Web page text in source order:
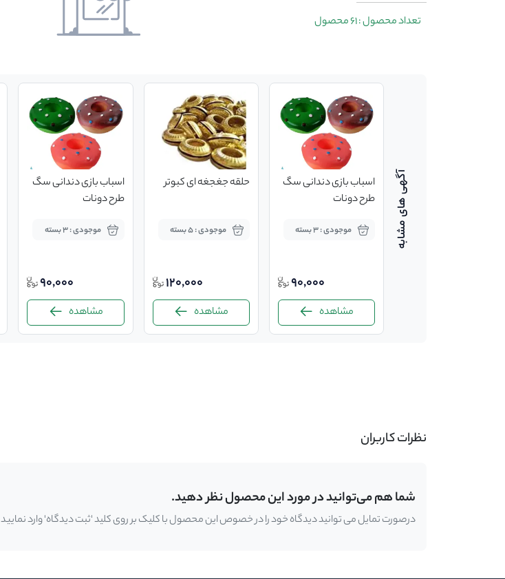
تعداد محصول : 61 محصول
اسباب بازی دندانی سگ
طرح دونات
موجودی : 3 بسته
90,000
مشاهده
حلقه جغجغه ای کبوتر
موجودی : 5 بسته
120,000
مشاهده
اسباب بازی دندانی سگ
طرح دونات
موجودی : 3 بسته
90,000
مشاهده
نظرات کاربران
شما هم می‌توانید در مورد این محصول نظر دهید.
درصورت تمایل می توانید دیدگاه خود را در خصوص این محصول با کلیک بر روی کلید 'ثبت دیدگاه' وارد نمایید